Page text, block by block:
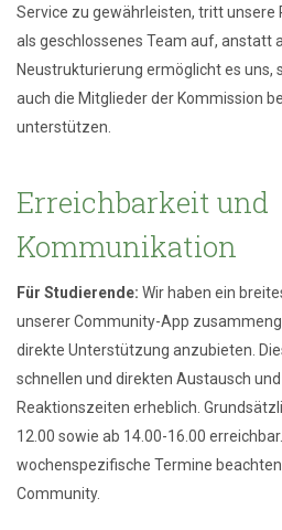
Service zu gewährleisten, tritt
als geschlossenes Team auf, anstatt
Neustrukturierung ermöglicht es uns,
auch die Mitglieder der Kommission
unterstützen.
Erreichbarkeit und
Kommunikation
Für Studierende: Wir haben ein
unserer Community-App
direkte Unterstützung anzubieten.
schnellen und direkten Austausch
Reaktionszeiten erheblich.
12.00 sowie ab 14.00-16.00
wochenspezifische Termine
Community.